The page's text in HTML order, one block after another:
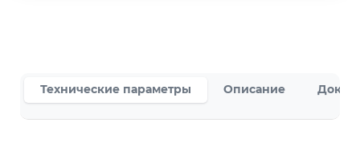
Технические параметры Описание